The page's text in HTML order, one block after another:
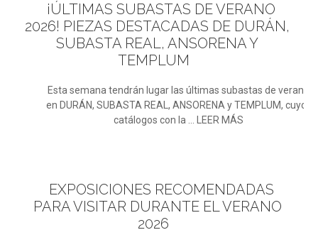
¡ÚLTIMAS SUBASTAS DE VERANO
2026! PIEZAS DESTACADAS DE DURÁN,
SUBASTA REAL, ANSORENA Y
TEMPLUM
Esta semana tendrán lugar las últimas subastas de verano
en DURÁN, SUBASTA REAL, ANSORENA y TEMPLUM, cuyos
catálogos con la ... LEER MÁS
EXPOSICIONES RECOMENDADAS
PARA VISITAR DURANTE EL VERANO
2026